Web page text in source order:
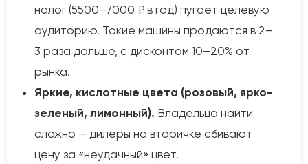
налог (5500–7000 ₽ в год) пугает целевую
аудиторию. Такие машины продаются в 2–
3 раза дольше, с дисконтом 10–20% от
рынка.
Яркие, кислотные цвета (розовый, ярко-
зеленый, лимонный). Владельца найти
сложно — дилеры на вторичке сбивают
цену за «неудачный» цвет.